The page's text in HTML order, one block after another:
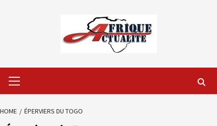
Menu
HOME ÉPERVIERS DU TOGO